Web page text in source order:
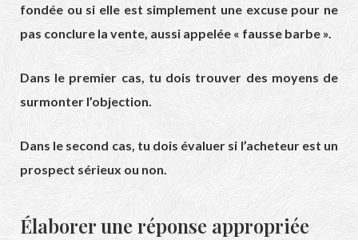
fondée ou si elle est simplement une excuse pour ne
pas conclure la vente, aussi appelée « fausse barbe ».
Dans le premier cas, tu dois trouver des moyens de
surmonter l’objection.
Dans le second cas, tu dois évaluer si l’acheteur est un
prospect sérieux ou non.
Élaborer une réponse appropriée